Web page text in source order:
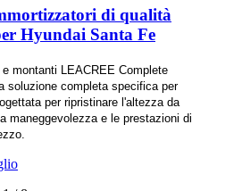
di qualità
Hyundai Santa Fe
montanti LEACREE Complete
soluzione completa specifica per
per ripristinare l'altezza da
maneggevolezza e le prestazioni di